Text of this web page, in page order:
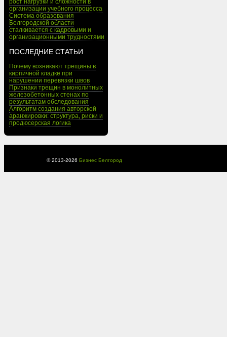
рост нагрузки и сложности в
организации учебного процесса
Система образования
Белгородской области
сталкивается с кадровыми и
организационными трудностями
ПОСЛЕДНИЕ СТАТЬИ
Почему возникают трещины в
кирпичной кладке при
нарушении перевязки швов
Признаки трещин в монолитных
железобетонных стенах по
результатам обследования
Алгоритм создания авторской
аранжировки: структура, риски и
продюсерская логика
© 2013-2026 Бизнес Белгород